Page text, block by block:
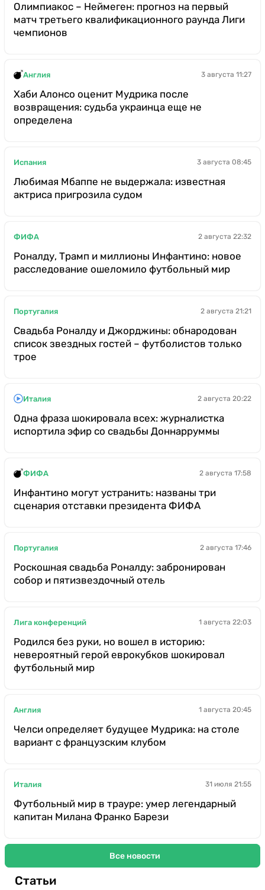
Олимпиакос – Неймеген: прогноз на первый
матч третьего квалификационного раунда Лиги
чемпионов
Англия 3 августа 11:27
Хаби Алонсо оценит Мудрика после
возвращения: судьба украинца еще не
определена
Испания 3 августа 08:45
Любимая Мбаппе не выдержала: известная
актриса пригрозила судом
ФИФА 2 августа 22:32
Роналду, Трамп и миллионы Инфантино: новое
расследование ошеломило футбольный мир
Португалия 2 августа 21:21
Свадьба Роналду и Джорджины: обнародован
список звездных гостей – футболистов только
трое
Италия 2 августа 20:22
Одна фраза шокировала всех: журналистка
испортила эфир со свадьбы Доннарруммы
ФИФА 2 августа 17:58
Инфантино могут устранить: названы три
сценария отставки президента ФИФА
Португалия 2 августа 17:46
Роскошная свадьба Роналду: забронирован
собор и пятизвездочный отель
Лига конференций 1 августа 22:03
Родился без руки, но вошел в историю:
невероятный герой еврокубков шокировал
футбольный мир
Англия 1 августа 20:45
Челси определяет будущее Мудрика: на столе
вариант с французским клубом
Италия 31 июля 21:55
Футбольный мир в трауре: умер легендарный
капитан Милана Франко Барези
Все новости
Статьи